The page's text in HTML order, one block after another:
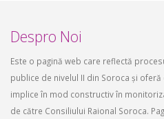
Despro Noi
Este o pagină web care reflectă
publice de nivelul II din Soroca și
implice în mod constructiv în